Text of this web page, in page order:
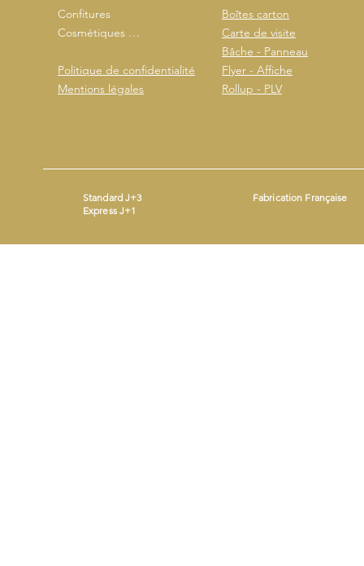
Confitures
Cosmétiques …
Politique de confidentialité
Mentions légales
Boîtes carton
Carte de visite
Bâche - Panneau
Flyer - Affiche
Rollup - PLV
Standard J+3
Express J+1
Fabrication Française